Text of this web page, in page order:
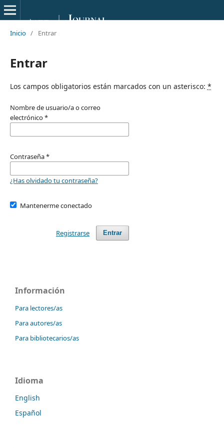
Inicio / Entrar
Entrar
Los campos obligatorios están marcados con un asterisco: *
Nombre de usuario/a o correo
electrónico*
Contraseña*
¿Has olvidado tu contraseña?
Mantenerme conectado
Entrar
Registrarse
Información
Para lectores/as
Para autores/as
Para bibliotecarios/as
Idioma
English
Español